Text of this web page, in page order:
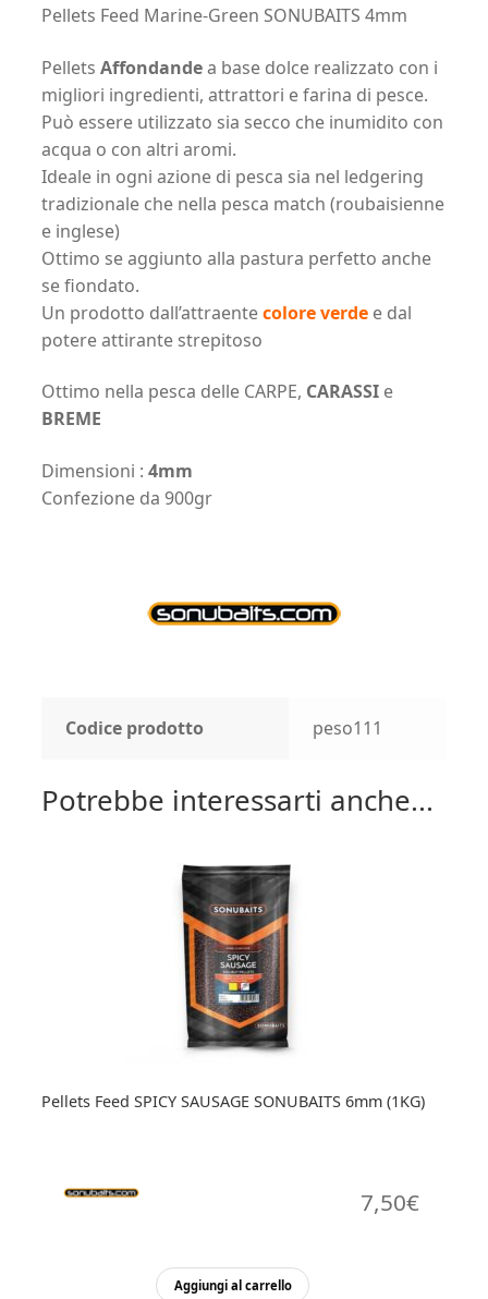
Pellets Feed Marine-Green SONUBAITS 4mm
Pellets Affondandea base dolce realizzato con i
migliori ingredienti, attrattori e farina di pesce.
Può essere utilizzato sia secco che inumidito con
acqua o con altri aromi.
Ideale in ogni azione di pesca sia nel ledgering
tradizionale che nella pesca match (roubaisienne
e inglese)
Ottimo se aggiunto alla pastura perfetto anche
se fiondato.
Un prodotto dall’attraentecolore verdee dal
potere attirante strepitoso
Ottimo nella pesca delle CARPE, CARASSIe
BREME
Dimensioni : 4mm
Confezione da 900gr
Codice prodotto peso111
Potrebbe interessarti anche...
Pellets Feed SPICY SAUSAGE SONUBAITS 6mm (1KG)
7,50€
Aggiungi al carrello